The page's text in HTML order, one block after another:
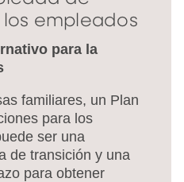
empleados
para la
familiares, un Plan
para los
ser una
de transición y una
para obtener